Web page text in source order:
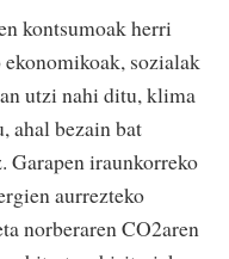
kontsumoak herri
sozialak
utzi nahi ditu, klima
ahal bezain bat
Garapen iraunkorreko
aurrezteko
norberaren CO2aren